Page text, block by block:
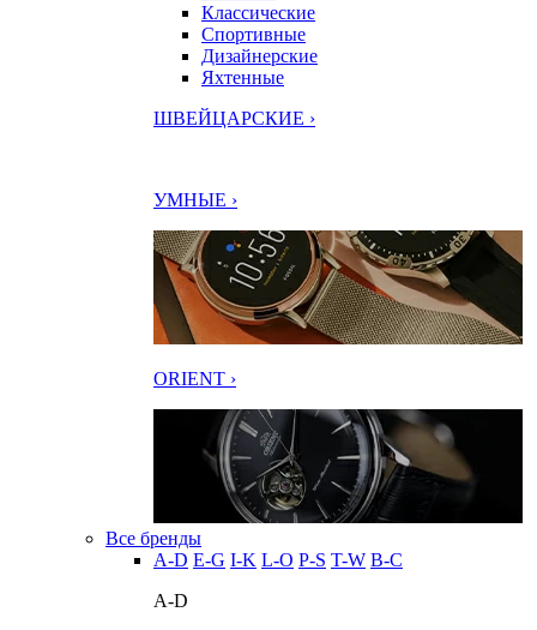
Классические
Спортивные
Дизайнерские
Яхтенные
ШВЕЙЦАРСКИЕ ›
УМНЫЕ ›
ORIENT ›
Все бренды
A-D E-G I-K L-O P-S T-W В-С
A-D